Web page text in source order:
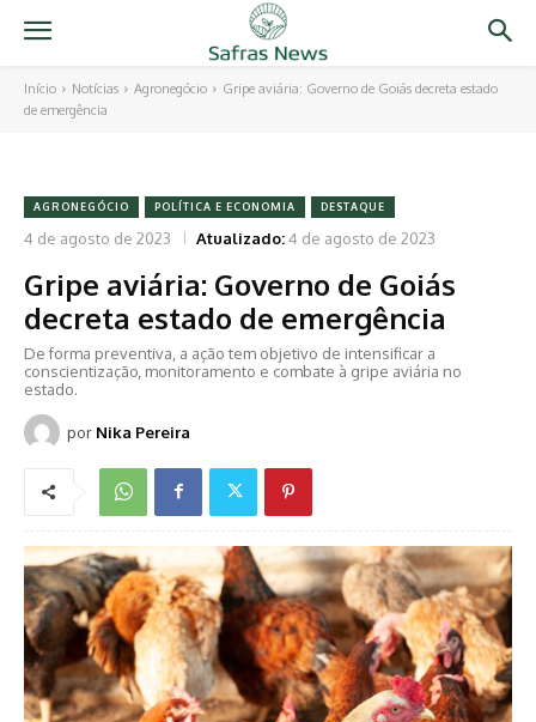
Início Notícias Agronegócio
Gripe aviária: Governo de Goiás decreta estado
de emergência
AGRONEGÓCIO POLÍTICA E ECONOMIA DESTAQUE
4 de agosto de 2023 Atualizado:4 de agosto de 2023
Gripe aviária: Governo de Goiás
decreta estado de emergência
De forma preventiva, a ação tem objetivo de intensificar a
conscientização, monitoramento e combate à gripe aviária no
estado.
por Nika Pereira